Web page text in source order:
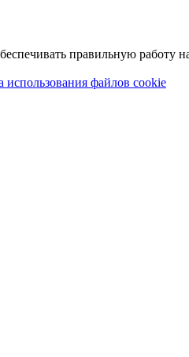
правильную работу
использования файлов cookie